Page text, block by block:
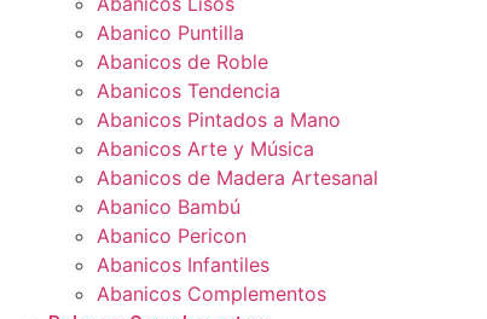
Abanico Puntilla
Abanicos de Roble
Abanicos Tendencia
Abanicos Pintados a Mano
Abanicos Arte y Música
Abanicos de Madera Artesanal
Abanico Bambú
Abanico Pericon
Abanicos Infantiles
Abanicos Complementos